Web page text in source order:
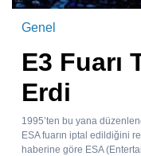
Genel
E3 Fuarı
Erdi
1995’ten bu yana
ESA fuarın iptal edildiğini
haberine göre ESA